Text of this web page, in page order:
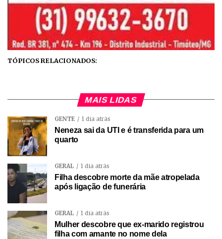
TÓPICOS RELACIONADOS:
MAIS LIDAS
GENTE 1 dia atrás
Neneza sai da UTI e é transferida para um
quarto
GERAL 1 dia atrás
Filha descobre morte da mãe atropelada
após ligação de funerária
GERAL 1 dia atrás
Mulher descobre que ex-marido registrou
filha com amante no nome dela